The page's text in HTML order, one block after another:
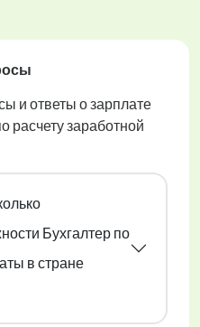
и ответы о зарплате
расчету заработной
Бухгалтер по
в стране